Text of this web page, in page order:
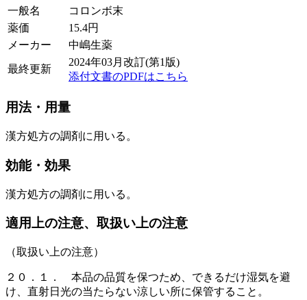
一般名
コロンボ末
薬価
15.4円
メーカー
中嶋生薬
最終更新
2024年03月改訂(第1版)
添付文書のPDFはこちら
用法・用量
漢方処方の調剤に用いる。
効能・効果
漢方処方の調剤に用いる。
適用上の注意、取扱い上の注意
（取扱い上の注意）
２０．１． 本品の品質を保つため、できるだけ湿気を避
け、直射日光の当たらない涼しい所に保管すること。